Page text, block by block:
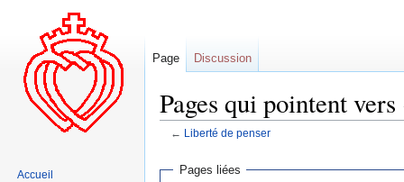
Pages qui pointent
← Liberté de penser
Aller
AllerPages liées
Page Discussion
Accueil